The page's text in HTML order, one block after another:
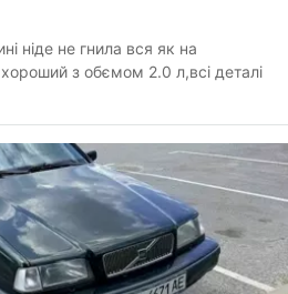
ніде не гнила вся як на
з обємом 2.0 л,всі деталі